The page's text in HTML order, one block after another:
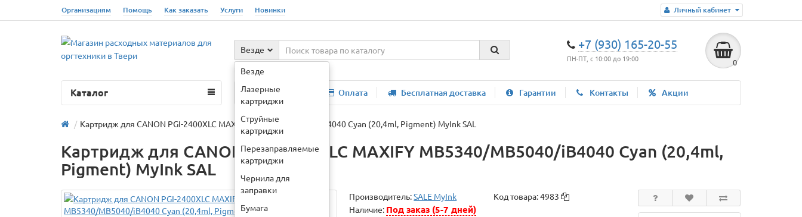
Личный кабинет
Организациям Помощь Как заказать Услуги Новинки
+7 (930) 165-20-55
ПН-ПТ, с 10:00 до 19:00 0
Везде
Везде
Лазерные
картриджи
Струйные
картриджи
Перезаправляемые
картриджи
Чернила для
заправки
Бумага
Например:
О компании Оплата Бесплатная доставка Гарантии Контакты Акции
Каталог
Картридж для CANON PGI-2400XLC MAXIFY MB5340/MB5040/iB4040 Cyan (20,4ml, Pigment) MyInk SAL
Картридж для CANON PGI-2400XLC MAXIFY MB5340/MB5040/iB4040 Cyan (20,4ml,
Pigment) MyInk SAL
Производитель:SALE MyInk Код товара:4983
Наличие: Под заказ (5-7 дней)